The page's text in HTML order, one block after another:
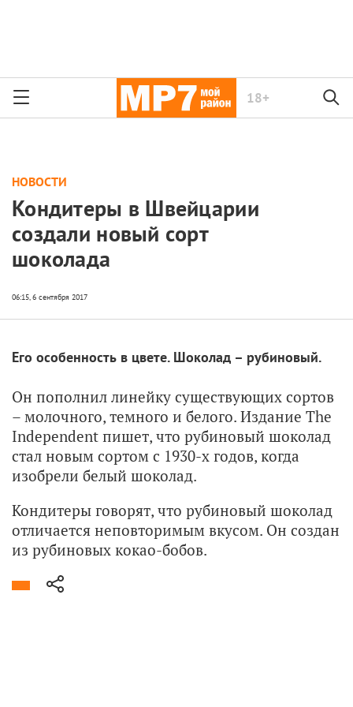
18+
НОВОСТИ
Кондитеры в Швейцарии
создали новый сорт
шоколада
Его особенность в цвете. Шоколад – рубиновый.
Он пополнил линейку существующих сортов
– молочного, темного и белого. Издание The
Independent пишет, что рубиновый шоколад
стал новым сортом с 1930-х годов, когда
изобрели белый шоколад.
Кондитеры говорят, что рубиновый шоколад
отличается неповторимым вкусом. Он создан
из рубиновых кокао-бобов.